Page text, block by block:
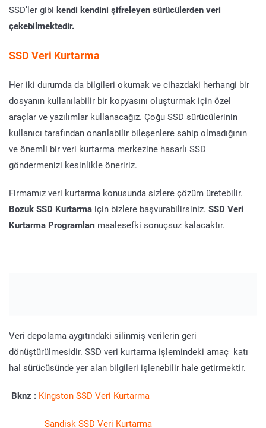
SSD’ler gibi kendi kendini şifreleyen sürücülerden veri
çekebilmektedir.
SSD Veri Kurtarma
Her iki durumda da bilgileri okumak ve cihazdaki herhangi bir
dosyanın kullanılabilir bir kopyasını oluşturmak için özel
araçlar ve yazılımlar kullanacağız. Çoğu SSD sürücülerinin
kullanıcı tarafından onarılabilir bileşenlere sahip olmadığının
ve önemli bir veri kurtarma merkezine hasarlı SSD
göndermenizi kesinlikle öneririz.
Firmamız veri kurtarma konusunda sizlere çözüm üretebilir.
Bozuk SSD Kurtarma için bizlere başvurabilirsiniz. SSD Veri
Kurtarma Programları maalesefki sonuçsuz kalacaktır.
Veri depolama aygıtındaki silinmiş verilerin geri
dönüştürülmesidir. SSD veri kurtarma işlemindeki amaç katı
hal sürücüsünde yer alan bilgileri işlenebilir hale getirmektir.
Bknz : Kingston SSD Veri Kurtarma
Sandisk SSD Veri Kurtarma